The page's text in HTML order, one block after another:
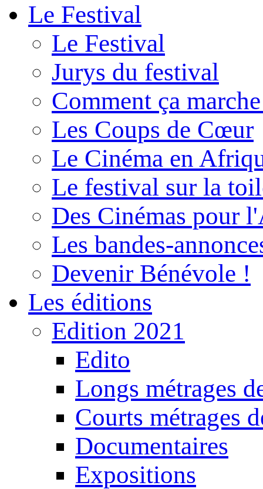
Le Festival
Le Festival
Jurys du festival
Comment ça
Les Coups de Cœur
Le Cinéma en
Le festival sur la
Des Cinémas pour
Les bandes-
Devenir Bénévole !
Les éditions
Edition 2021
Edito
Longs métrages
Courts métrages
Documentaires
Expositions